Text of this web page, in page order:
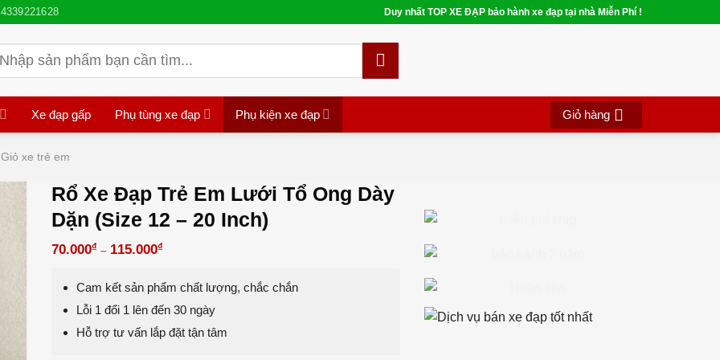
Duy nhất TOP XE ĐẠP bảo hành xe đạp tại nhà Miễn Phí !
Xe đạp gấp Phụ tùng xe đạp Phụ kiện xe đạp Giỏ hàng
Giỏ xe trẻ em
Rổ Xe Đạp Trẻ Em Lưới Tổ Ong Dày
Dặn (Size 12 – 20 Inch)
70.000₫ – 115.000₫
Cam kết sản phẩm chất lượng, chắc chắn
Lỗi 1 đổi 1 lên đến 30 ngày
Hỗ trợ tư vấn lắp đặt tận tâm